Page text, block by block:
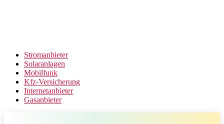
Stromanbieter
Solaranlagen
Mobilfunk
Kfz-Versicherung
Internetanbieter
Gasanbieter